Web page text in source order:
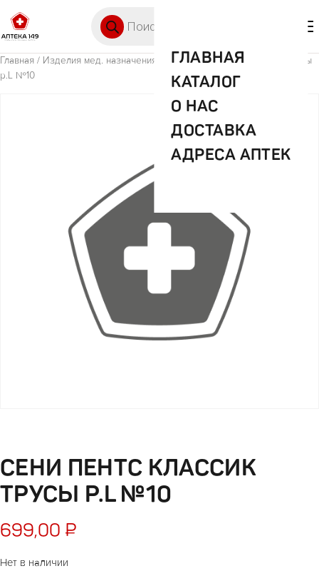
ГЛАВНАЯ
КАТАЛОГ
О НАС
ДОСТАВКА
АДРЕСА АПТЕК
Главная / Изделия мед. назначения (ИМН) / Сени Пентс классик трусы
р.L №10
СЕНИ ПЕНТС КЛАССИК
ТРУСЫ Р.L №10
699,00 ₽
Нет в наличии